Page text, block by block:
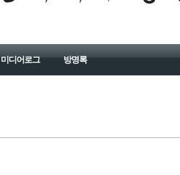
미디어로그 방명록